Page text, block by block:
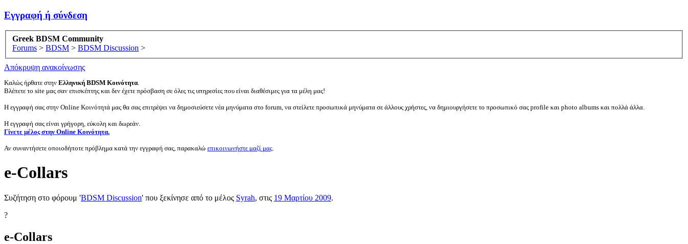
Εγγραφή ή σύνδεση
Greek BDSM Community
Forums > BDSM > BDSM Discussion >
Απόκρυψη ανακοίνωσης
Καλώς ήρθατε στην Ελληνική BDSM Κοινότητα.
Βλέπετε το site μας σαν επισκέπτης και δεν έχετε πρόσβαση σε όλες τις υπηρεσίες που είναι διαθέσιμες για τα μέλη μας!
Η εγγραφή σας στην Online Κοινότητά μας θα σας επιτρέψει να δημοσιεύσετε νέα μηνύματα στο forum, να στείλετε προσωπικά μηνύματα σε άλλους χρήστες, να δημιουργήσετε το προσωπικό σας profile και photo albums και πολλά άλλα.
Η εγγραφή σας είναι γρήγορη, εύκολη και δωρεάν.
Γίνετε μέλος στην Online Κοινότητα.
Αν συναντήσετε οποιοδήποτε πρόβλημα κατά την εγγραφή σας, παρακαλώ επικοινωνήστε μαζί μας.
e-Collars
Συζήτηση στο φόρουμ 'BDSM Discussion' που ξεκίνησε από το μέλος Syrah, στις 19 Μαρτίου 2009.
?
e-Collars